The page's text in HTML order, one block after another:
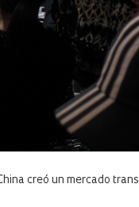
creó un mercado